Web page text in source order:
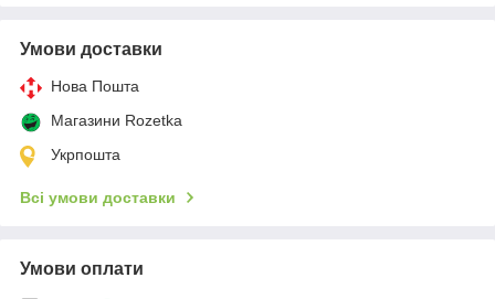
Умови доставки
Нова Пошта
Магазини Rozetka
Укрпошта
Всі умови доставки
Умови оплати